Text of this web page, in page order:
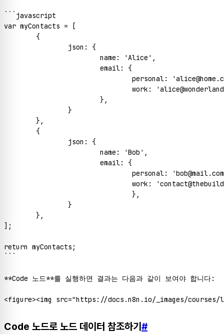
```javascript
var myContacts = [
];
return myContacts;
**Code 노드**를 실행하면 결과는 다음과 같이 보여야 합니다:
Code 노드로 노드 데이터 참조하기 #